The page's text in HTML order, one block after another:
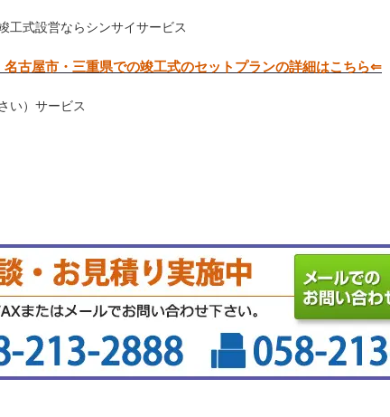
工式設営ならシンサイサービス
名古屋市・三重県での竣工式のセットプランの詳細はこちら⇐
い）サービス